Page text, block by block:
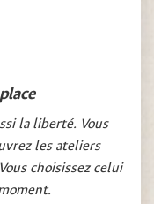
la liberté. Vous
les ateliers
choisissez celui